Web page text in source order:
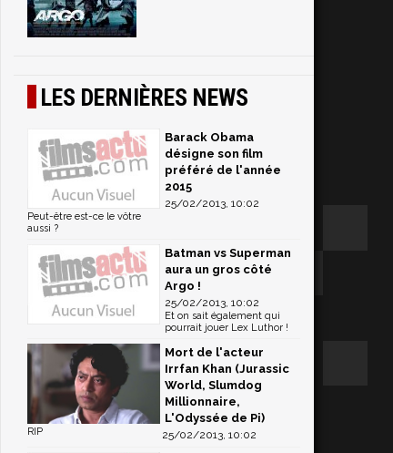
LES DERNIÈRES NEWS
Barack Obama
désigne son film
préféré de l'année
2015
25/02/2013, 10:02
Peut-être est-ce le vôtre
aussi ?
Batman vs Superman
aura un gros côté
Argo !
25/02/2013, 10:02
Et on sait également qui
pourrait jouer Lex Luthor !
Mort de l'acteur
Irrfan Khan (Jurassic
World, Slumdog
Millionnaire,
L'Odyssée de Pi)
25/02/2013, 10:02
RIP